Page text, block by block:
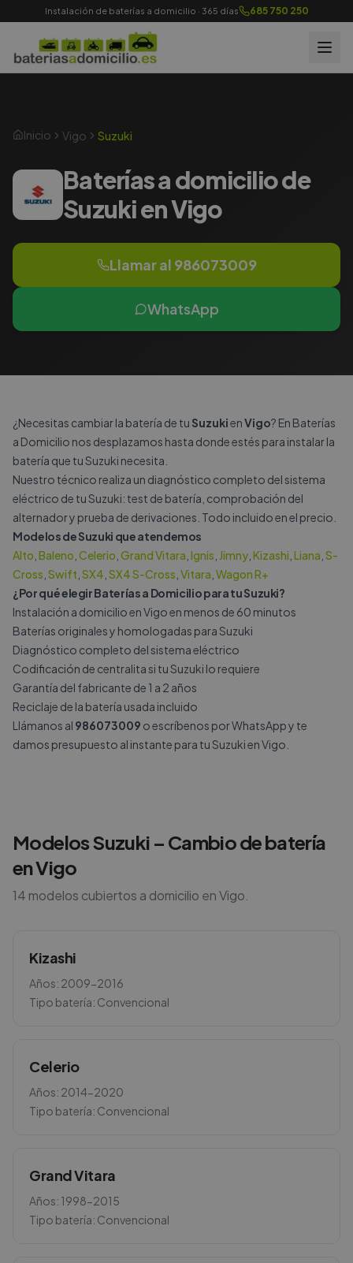
Instalación de baterías a domicilio · 365 días 685 750 250
Inicio Vigo Suzuki
Baterías a domicilio de
Suzuki en Vigo
Llamar al 986073009
WhatsApp
¿Necesitas cambiar la batería de tu SuzukienVigo? En Baterías
a Domicilio nos desplazamos hasta donde estés para instalar la
batería que tu Suzuki necesita.
Nuestro técnico realiza un diagnóstico completo del sistema
eléctrico de tu Suzuki: test de batería, comprobación del
alternador y prueba de derivaciones. Todo incluido en el precio.
Modelos de Suzuki que atendemos
Alto Baleno Celerio Grand Vitara Ignis Jimny Kizashi Liana S-
Cross Swift SX4 SX4 S-Cross Vitara Wagon R+
¿Por qué elegir Baterías a Domicilio para tu Suzuki?
Instalación a domicilio en Vigo en menos de 60 minutos
Baterías originales y homologadas para Suzuki
Diagnóstico completo del sistema eléctrico
Codificación de centralita si tu Suzuki lo requiere
Garantía del fabricante de 1 a 2 años
Reciclaje de la batería usada incluido
Llámanos al 986073009 o escríbenos porWhatsAppy te
damos presupuesto al instante para tu Suzuki en Vigo.
ModelosSuzuki – Cambio de batería
enVigo
14 modelos cubiertos a domicilio enVigo
Kizashi
Años: 2009-2016
Tipo batería: Convencional
Celerio
Años: 2014-2020
Tipo batería: Convencional
Grand Vitara
Años: 1998-2015
Tipo batería: Convencional